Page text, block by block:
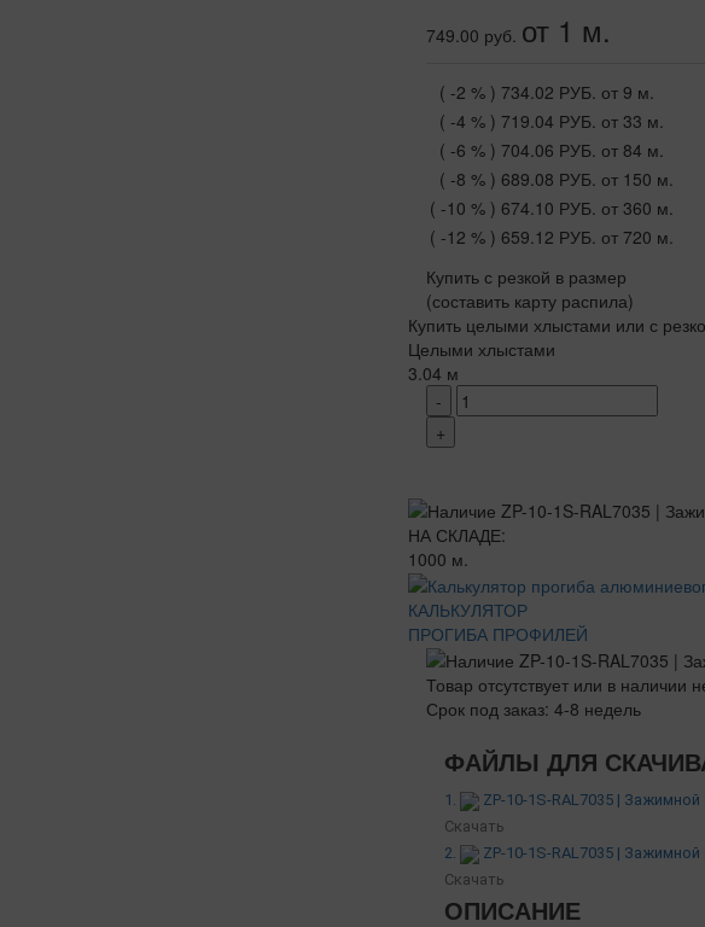
749.00 руб. от 1 м.
( -2 % ) 734.02 РУБ. от 9 м.
( -4 % ) 719.04 РУБ. от 33 м.
( -6 % ) 704.06 РУБ. от 84 м.
( -8 % ) 689.08 РУБ. от 150 м.
( -10 % ) 674.10 РУБ. от 360 м.
( -12 % ) 659.12 РУБ. от 720 м.
Купить с резкой в размер
(составить карту распила)
Купить целыми хлыстами или с
Целыми хлыстами
3.04 м
-
+
НА СКЛАДЕ:
1000 м.
КАЛЬКУЛЯТОР
ПРОГИБА ПРОФИЛЕЙ
Товар отсутствует или в наличии
Срок под заказ: 4-8 недель
ФАЙЛЫ ДЛЯ
1.
ZP-10-1S-RAL7035 |
Скачать
2.
ZP-10-1S-RAL7035 |
Скачать
ОПИСАНИЕ